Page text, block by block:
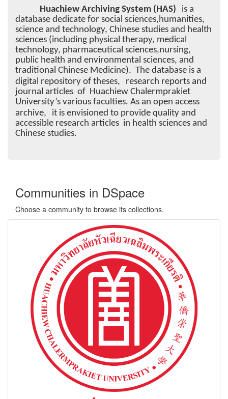
Huachiew Archiving System (HAS)
is a
database dedicate for social sciences,humanities,
science and technology, Chinese studies and health
sciences (including physical therapy, medical
technology, pharmaceutical sciences,nursing,
public health and environmental sciences, and
traditional Chinese Medicine). The database is a
digital repository of theses,
research reports and
journal articles of Huachiew Chalermprakiet
University’s various faculties. As an open access
archive,
it is envisioned to provide quality and
accessible research articles in health sciences and
Chinese studies.
Communities in DSpace
Choose a community to browse its collections.